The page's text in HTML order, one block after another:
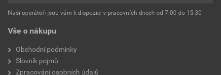
Vše o nákupu
Obchodní podmínky
Slovník pojmů
Zpracování osobních údajů
Naši operátoři jsou vám k dispozici v pracovních dnech od 7:00 do 15:30